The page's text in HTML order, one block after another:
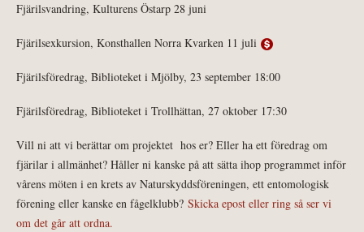
Fjärilsvandring, Kulturens Östarp 28 juni
Fjärilsexkursion, Konsthallen Norra Kvarken 11 juli
Fjärilsföredrag, Biblioteket i Mjölby, 23 september 18:00
Fjärilsföredrag, Biblioteket i Trollhättan, 27 oktober 17:30
Vill ni att vi berättar om projektet hos er? Eller ha ett föredrag om
fjärilar i allmänhet? Håller ni kanske på att sätta ihop programmet inför
vårens möten i en krets av Naturskyddsföreningen, ett entomologisk
förening eller kanske en fågelklubb? Skicka epost eller ring så ser vi
om det går att ordna.